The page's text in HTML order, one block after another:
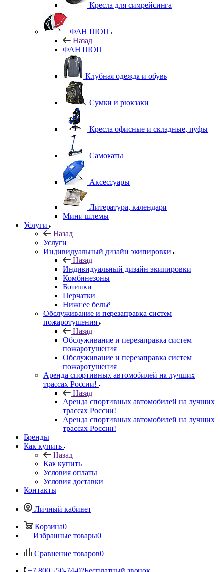
Кресла для симрейсинга
ФАН ШОП
Назад
ФАН ШОП
Клубная одежда и обувь
Сумки и рюкзаки
Кресла офисные и складные, пуфы
Самокаты
Аксессуары
Литература, календари
Мини шлемы
Услуги
Назад
Услуги
Индивидуальный дизайн экипировки
Назад
Индивидуальный дизайн экипировки
Комбинезоны
Ботинки
Перчатки
Нижнее бельё
Обслуживание и перезаправка систем
пожаротушения
Назад
Обслуживание и перезаправка систем
пожаротушения
Обслуживание и перезаправка систем
пожаротушения
Аренда спортивных автомобилей на лучших
трассах России!
Назад
Аренда спортивных автомобилей на лучших
трассах России!
Аренда спортивных автомобилей на лучших
трассах России!
Бренды
Как купить
Назад
Как купить
Условия оплаты
Условия доставки
Контакты
Личный кабинет
Корзина0
Избранные товары0
Сравнение товаров0
+7 800 250-74-02Бесплатный звонок